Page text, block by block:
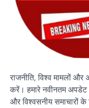
राजनीति, विश्व मामलों
करें। हमारे नवीनतम
और विश्वसनीय समाचारों